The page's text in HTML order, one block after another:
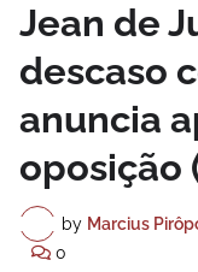
Jean de
descaso
anuncia
oposição
by Marcius
0